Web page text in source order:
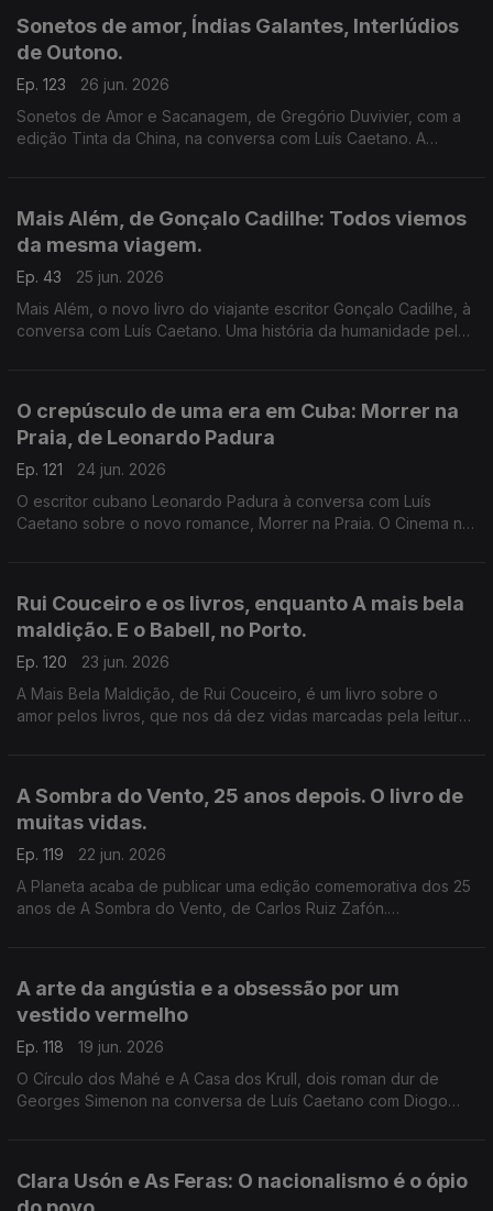
Conceição Evaristo, Milton Hatoum e Héctor Abad Faciolince.
Sonetos de amor, Índias Galantes, Interlúdios
de Outono.
Ep. 123
26 jun. 2026
Sonetos de Amor e Sacanagem, de Gregório Duvivier, com a
edição Tinta da China, na conversa com Luís Caetano. A
Mais Além, de Gonçalo Cadilhe: Todos viemos
da mesma viagem.
Ep. 43
25 jun. 2026
Mais Além, o novo livro do viajante escritor Gonçalo Cadilhe, à
conversa com Luís Caetano. Uma história da humanidade pela
O crepúsculo de uma era em Cuba: Morrer na
Praia, de Leonardo Padura
Ep. 121
24 jun. 2026
O escritor cubano Leonardo Padura à conversa com Luís
Caetano sobre o novo romance, Morrer na Praia. O Cinema n'A
Rui Couceiro e os livros, enquanto A mais bela
maldição. E o Babell, no Porto.
Ep. 120
23 jun. 2026
A Mais Bela Maldição, de Rui Couceiro, é um livro sobre o
amor pelos livros, que nos dá dez vidas marcadas pela leitura
Caetano, fala-se também do Festival Babell, que começa esta
quarta-feita no Porto, o maior investimento de sempre no
nosso país num evento literário, iniciativa da Livraria Lello.
A Sombra do Vento, 25 anos depois. O livro de
muitas vidas.
Ep. 119
22 jun. 2026
A Planeta acaba de publicar uma edição comemorativa dos 25
anos de A Sombra do Vento, de Carlos Ruiz Zafón.
das Ciências, em Lisboa.
A arte da angústia e a obsessão por um
vestido vermelho
Ep. 118
19 jun. 2026
O Círculo dos Mahé e A Casa dos Krull, dois roman dur de
Georges Simenon na conversa de Luís Caetano com Diogo
Clara Usón e As Feras: O nacionalismo é o ópio